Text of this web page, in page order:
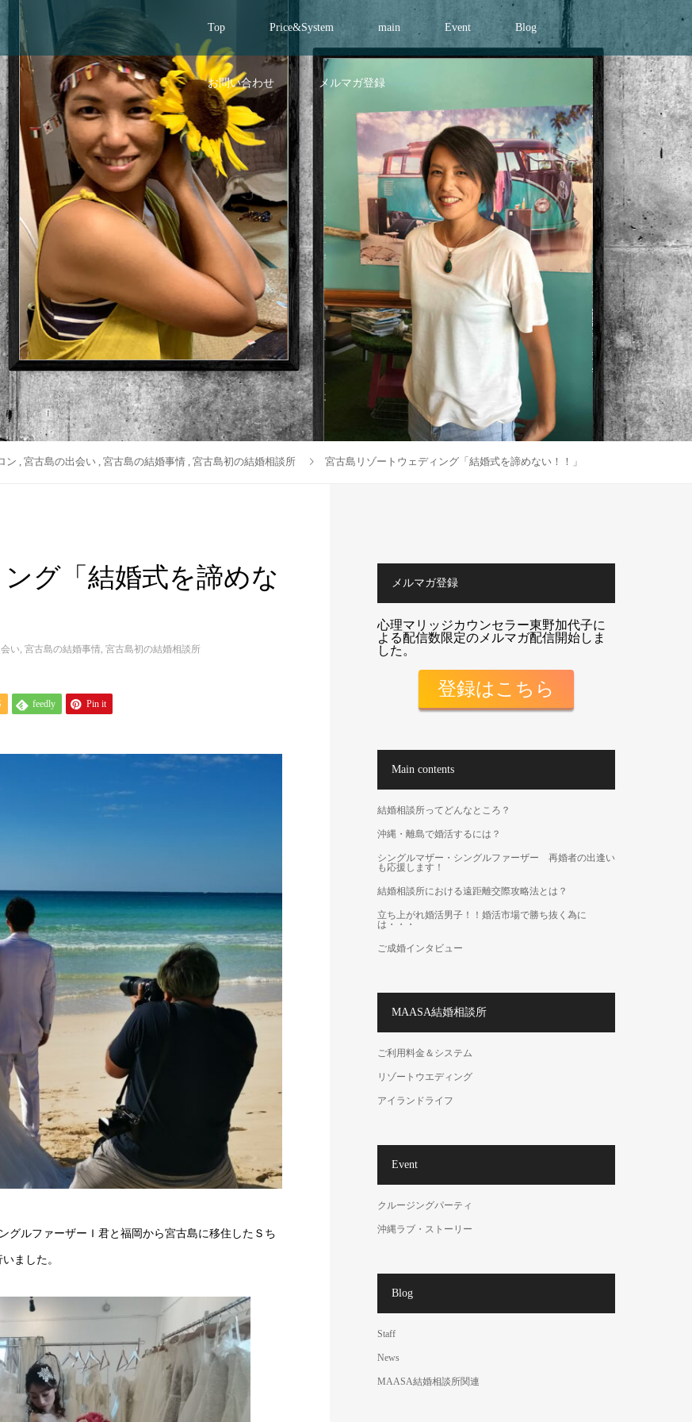
Top Price&System main Event Blog
お問い合わせ メルマガ登録
ン , 宮古島の出会い , 宮古島の結婚事情 , 宮古島初の結婚相談所 宮古島リゾートウェディング「結婚式を諦めない！！」
グ「結婚式を諦めな
い, 宮古島の結婚事情, 宮古島初の結婚相談所
feedly Pin it
グルファーザーＩ君と福岡から宮古島に移住したＳち
ました。
メルマガ登録
心理マリッジカウンセラー東野加代子に
よる配信数限定のメルマガ配信開始しま
した。
登録はこちら
Main contents
結婚相談所ってどんなところ？
沖縄・離島で婚活するには？
シングルマザー・シングルファーザー 再婚者の出逢い
も応援します！
結婚相談所における遠距離交際攻略法とは？
立ち上がれ婚活男子！！婚活市場で勝ち抜く為に
は・・・
ご成婚インタビュー
MAASA結婚相談所
ご利用料金＆システム
リゾートウエディング
アイランドライフ
Event
クルージングパーティ
沖縄ラブ・ストーリー
Blog
Staff
News
MAASA結婚相談所関連